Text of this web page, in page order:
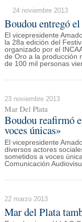
24 noviembre 2013
Boudou entregó
El vicepresidente
la 28a edición del
organizado por el
de Oro a la producción
de 100 mil personas
23 noviembre 2013
Mar Del Plata
Boudou reafirmó
voces únicas»
El vicepresidente
diversos actores
sometidos a voces
Comunicación
22 marzo 2013
Mar del Plata